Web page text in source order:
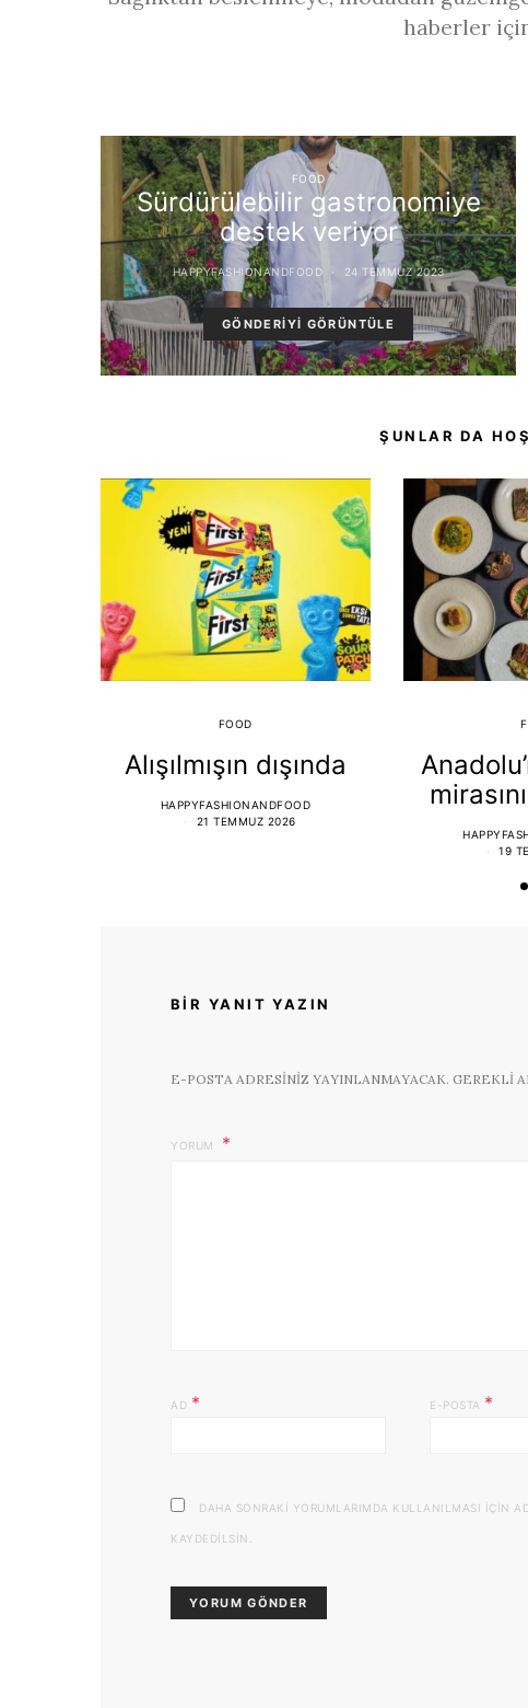
haberler
FOOD
Sürdürülebilir gastronomiye
destek veriyor
HAPPYFASHIONANDFOOD 24 TEMMUZ 2023
GÖNDERIYI GÖRÜNTÜLE
ŞUNLAR DA
FOOD
Alışılmışın dışında
HAPPYFASHIONANDFOOD
21 TEMMUZ 2026
19
BIR YANIT YAZIN
E-POSTA ADRESINIZ YAYINLANMAYACAK. GEREKLI
YORUM
AD * E-POSTA *
DAHA SONRAKI YORUMLARIMDA KULLANILMASI IÇIN
KAYDEDILSIN.